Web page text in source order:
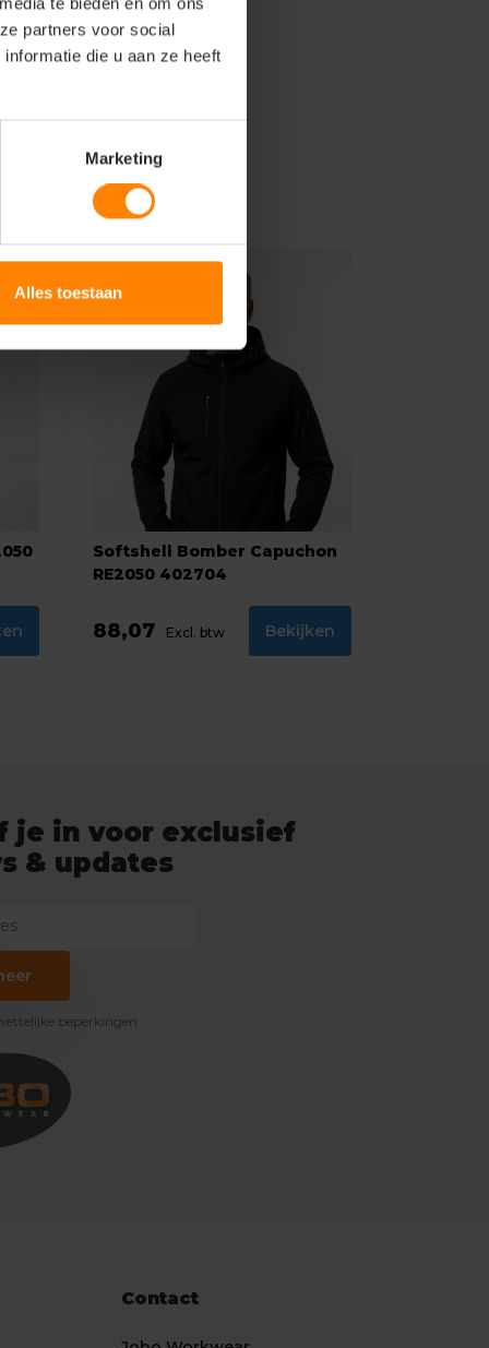
partners voor social
die u aan ze heeft
Marketing
Alles toestaan
Softshell Bomber Capuchon
RE2050 402704
88,07 Excl. btw Bekijken
je in voor exclusief
& updates
beperkingen
Contact